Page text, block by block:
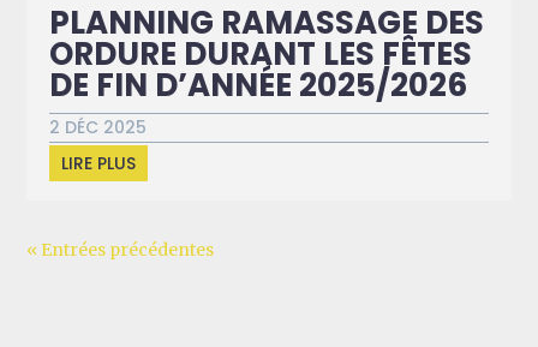
PLANNING RAMASSAGE DES
ORDURE DURANT LES FÊTES
DE FIN D’ANNÉE 2025/2026
2 DÉC 2025
LIRE PLUS
« Entrées précédentes